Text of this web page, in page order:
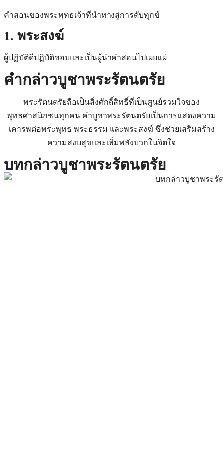
คำสอนของพระพุทธเจ้าที่นำทางสู่การดับทุกข์
1. พระสงฆ์
ผู้ปฏิบัติดีปฏิบัติชอบและเป็นผู้นำคำสอนไปเผยแผ่
คํากล่าวบูชาพระรัตนตรัย
พระรัตนตรัยถือเป็นสิ่งศักดิ์สิทธิ์ที่เป็นศูนย์รวมใจของ
พุทธศาสนิกชนทุกคน คำบูชาพระรัตนตรัยเป็นการแสดงความ
เคารพต่อพระพุทธ พระธรรม และพระสงฆ์ ซึ่งช่วยเสริมสร้าง
ความสงบสุขและเพิ่มพลังบวกในจิตใจ
บทกล่าวบูชาพระรัตนตรัย